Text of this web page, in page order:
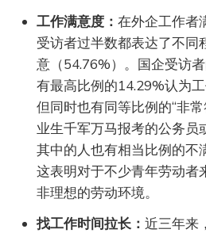
工作满意度：在外企工作者
受访者过半数都表达了不同
意（54.76%）。国企受访
有最高比例的14.29%认为工
但同时也有同等比例的“非
业生千军万马报考的公务员
其中的人也有相当比例的不
这表明对于不少青年劳动者
非理想的劳动环境。
找工作时间拉长：近三年来